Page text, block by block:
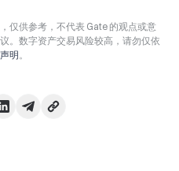
仅供参考，不代表 Gate 的观点或意
。数字资产交易风险较高，请勿仅依
声明。